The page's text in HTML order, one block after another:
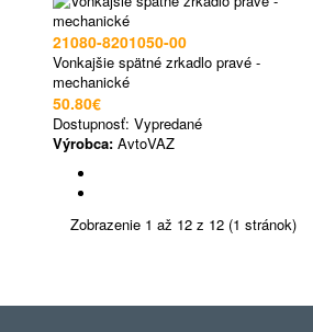
21080-8201050-00
Vonkajšie spätné zrkadlo pravé -
mechanické
50.80€
Dostupnosť: Vypredané
Výrobca: AvtoVAZ
Zobrazenie 1 až 12 z 12 (1 stránok)